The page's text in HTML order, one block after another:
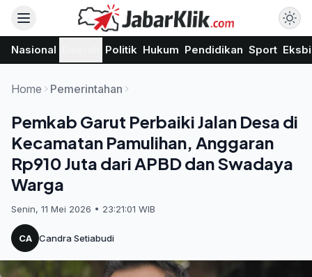
Nasional Politik Hukum Pendidikan Sport
Home Pemerintahan
Pemkab Garut Perbaiki Jalan Desa di
Kecamatan Pamulihan, Anggaran
Rp910 Juta dari APBD dan Swadaya
Warga
Senin, 11 Mei 2026 • 23:21:01 WIB
CA Candra Setiabudi